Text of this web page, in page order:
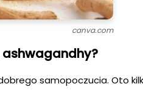
canva.com
samopoczucia. Oto